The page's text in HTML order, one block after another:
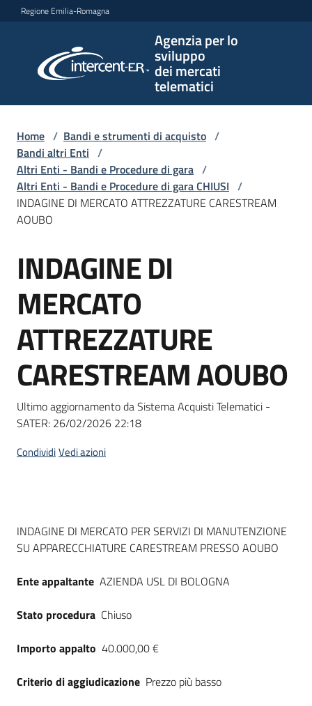
Vai al contenuto
Vai alla navigazione
Vai al footer
Regione Emilia-Romagna
Agenzia per lo
sviluppo
dei mercati
telematici
per lo
sviluppo
telematici
L'Agenzia
Bandi
di
Supporto
Piattaforme
telematiche
English
su
Home / Bandi e strumenti di acquisto /
Bandi altri Enti /
Altri Enti - Bandi e Procedure di gara /
Altri Enti - Bandi e Procedure di gara CHIUSI /
INDAGINE DI MERCATO ATTREZZATURE CARESTREAM
AOUBO
Salta al contenuto
INDAGINE DI
MERCATO
ATTREZZATURE
CARESTREAM AOUBO
Ultimo aggiornamento da Sistema Acquisti Telematici -
SATER: 26/02/2026 22:18
CondividiVedi azioni
Dati del bando
INDAGINE DI MERCATO PER SERVIZI DI MANUTENZIONE
SU APPARECCHIATURE CARESTREAM PRESSO AOUBO
Ente appaltante AZIENDA USL DI BOLOGNA
Stato procedura Chiuso
Importo appalto 40.000,00 €
Criterio di aggiudicazione Prezzo più basso